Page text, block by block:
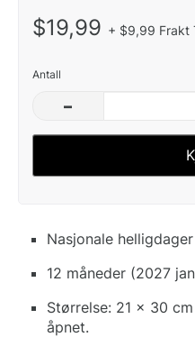
$19,99 + $9,99 Frakt
Antall
–
Nasjonale
12 måneder (2027
Størrelse: 21 x 30
åpnet.